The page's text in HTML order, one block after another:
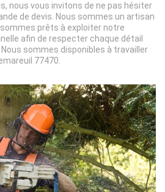
nous vous invitons de ne pas hésiter
de devis. Nous sommes un artisan
prêts à exploiter notre
afin de respecter chaque détail
sommes disponibles à travailler
77470.